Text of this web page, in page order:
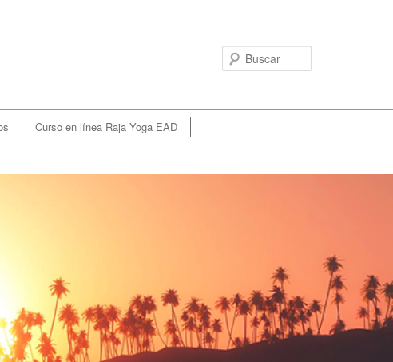
Curso en línea Raja Yoga EAD